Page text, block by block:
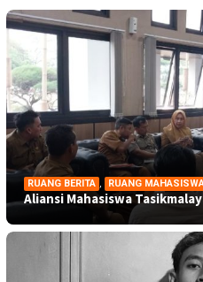
RUANG BERITA , RUANG
Aliansi Mahasiswa